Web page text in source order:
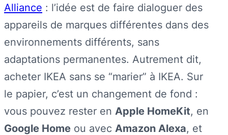
Alliance : l’idée est de faire dialoguer des
appareils de marques différentes dans des
environnements différents, sans
adaptations permanentes. Autrement dit,
acheter IKEA sans se “marier” à IKEA. Sur
le papier, c’est un changement de fond :
vous pouvez rester en Apple HomeKit, en
Google Home ou avec Amazon Alexa, et